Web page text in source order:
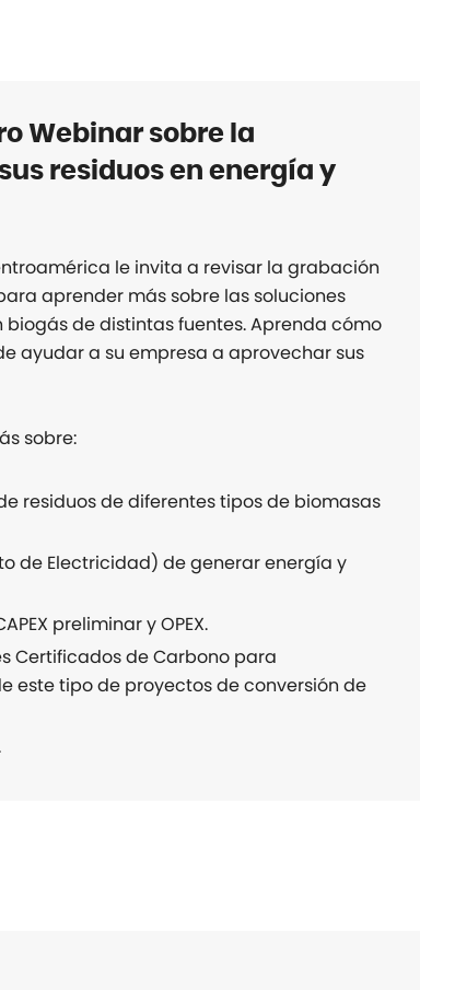
Webinar sobre la
residuos en energía y
le invita a revisar la grabación
aprender más sobre las soluciones
de distintas fuentes. Aprenda cómo
ayudar a su empresa a aprovechar sus
sobre:
residuos de diferentes tipos de biomasas
de Electricidad) de generar energía y
preliminar y OPEX.
Certificados de Carbono para
este tipo de proyectos de conversión de